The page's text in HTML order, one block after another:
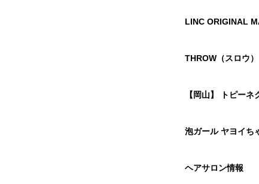
LINC ORIGINAL
THROW（スロウ）
【岡山】 トピー
泡ガール ヤヨイち
ヘアサロン情報